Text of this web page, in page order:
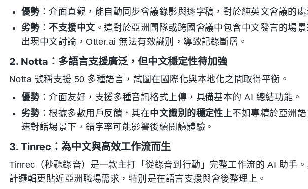
優勢：介面直觀，能自動同步會議錄影與逐字稿，對於純英文會議的處
劣勢：不支援中文。這對於亞洲團隊或跨國會議中包含中文發言的場
出現中文討論，Otter.ai 無法有效識別，導致記錄斷層。
2. Notta：多語言支援廣泛，但中文穩定性待加強
Notta 號稱支援 50 多種語言，試圖在國際化與本地化之間取得平衡。
優勢：介面友好，支援多種音訊格式上傳，具備基本的 AI 總結功能。
劣勢：根據多數用戶反饋，其在中文識別的穩定性上不如專精於亞洲
速對話場景下，錯字率可能影響後續閱讀體驗。
3. Tinrec：為中文與高效工作流而生
Tinrec（秒聽錄音）是一款主打「從錄音到行動」完整工作流的 AI 助手
計邏輯更貼近亞洲職場需求，特別是在語言支援與會後整理上。